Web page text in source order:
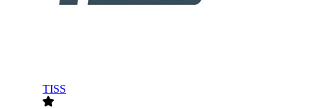
TISS